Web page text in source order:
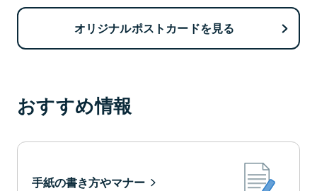
オリジナルポストカードを見る
おすすめ情報
手紙の書き方やマナー